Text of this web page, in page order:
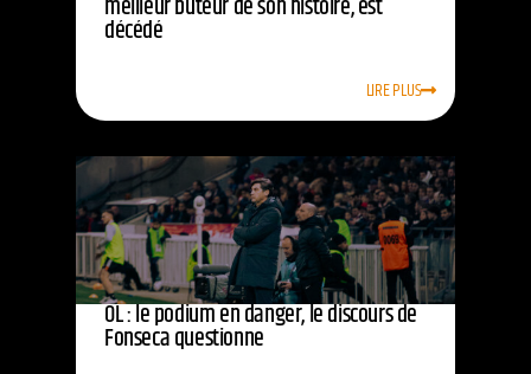
meilleur buteur de son histoire, est
décédé
LIRE PLUS
OL : le podium en danger, le discours de
Fonseca questionne